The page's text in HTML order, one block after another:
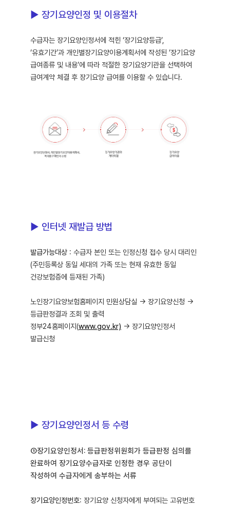
▶ 장기요양인정 및 이용절차
수급자는 장기요양인정서에 적힌 ‘장기요양등급’,
‘유효기간’과 개인별장기요양이용계획서에 작성된 ‘장기요양
급여종류 및 내용’에 따라 적절한 장기요양기관을 선택하여
급여계약 체결 후 장기요양 급여를 이용할 수 있습니다.
▶ 인터넷 재발급 방법
발급가능대상 : 수급자 본인 또는 인정신청 접수 당시 대리인
(주민등록상 동일 세대의 가족 또는 현재 유효한 동일
건강보험증에 등재된 가족)
노인장기요양보험홈페이지 민원상담실 → 장기요양신청 →
등급판정결과 조회 및 출력
정부24홈페이지(www.gov.kr) → 장기요양인정서
발급신청
▶ 장기요양인정서 등 수령
①장기요양인정서: 등급판정위원회가 등급판정 심의를
완료하여 장기요양수급자로 인정한 경우 공단이
작성하여 수급자에게 송부하는 서류
장기요양인정번호: 장기요양 신청자에게 부여되는 고유번호